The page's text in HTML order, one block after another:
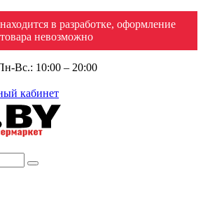
в разработке, оформление
товара невозможно
Вс.: 10:00 – 20:00
кабинет